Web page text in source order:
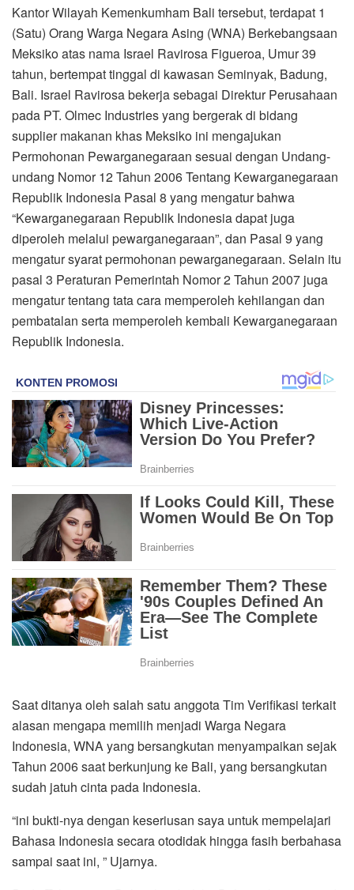
Kantor Wilayah Kemenkumham Bali tersebut, terdapat 1
(Satu) Orang Warga Negara Asing (WNA) Berkebangsaan
Meksiko atas nama Israel Ravirosa Figueroa, Umur 39
tahun, bertempat tinggal di kawasan Seminyak, Badung,
Bali. Israel Ravirosa bekerja sebagai Direktur Perusahaan
pada PT. Olmec Industries yang bergerak di bidang
supplier makanan khas Meksiko ini mengajukan
Permohonan Pewarganegaraan sesuai dengan Undang-
undang Nomor 12 Tahun 2006 Tentang Kewarganegaraan
Republik Indonesia Pasal 8 yang mengatur bahwa
“Kewarganegaraan Republik Indonesia dapat juga
diperoleh melalui pewarganegaraan”, dan Pasal 9 yang
mengatur syarat permohonan pewarganegaraan. Selain itu
pasal 3 Peraturan Pemerintah Nomor 2 Tahun 2007 juga
mengatur tentang tata cara memperoleh kehilangan dan
pembatalan serta memperoleh kembali Kewarganegaraan
Republik Indonesia.
Saat ditanya oleh salah satu anggota Tim Verifikasi terkait
alasan mengapa memilih menjadi Warga Negara
Indonesia, WNA yang bersangkutan menyampaikan sejak
Tahun 2006 saat berkunjung ke Bali, yang bersangkutan
sudah jatuh cinta pada Indonesia.
“ini bukti-nya dengan keseriusan saya untuk mempelajari
Bahasa Indonesia secara otodidak hingga fasih berbahasa
sampai saat ini, ” Ujarnya.